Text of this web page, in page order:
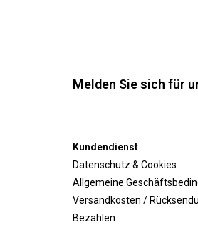
Melden Sie sich für
Kundendienst
Datenschutz & Cookies
Allgemeine
Versandkosten /
Bezahlen